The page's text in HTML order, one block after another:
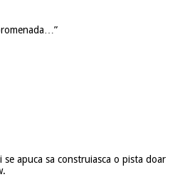
apuca sa construiasca o pista doar